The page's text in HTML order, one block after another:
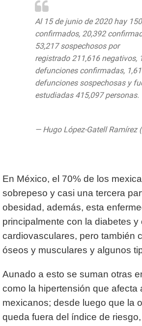
Al 15 de junio de 2020 hay
confirmados, 20,392
53,217 sospechosos por
registrado 211,616 negativos,
defunciones confirmadas,
defunciones sospechosas y
estudiadas 415,097 personas.
— Hugo López-Gatell Ramírez
En México, el 70% de los
sobrepeso y casi una tercera
obesidad, además, esta
principalmente con la diabetes y
cardiovasculares, pero también
óseos y musculares y algunos
Aunado a esto se suman otras
como la hipertensión que afecta
mexicanos; desde luego que la
queda fuera del índice de